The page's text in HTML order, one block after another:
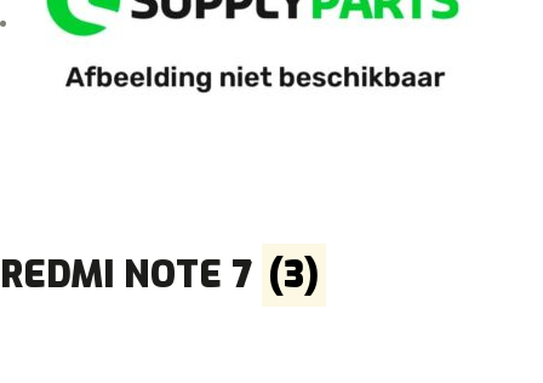
REDMI NOTE 7 (3)